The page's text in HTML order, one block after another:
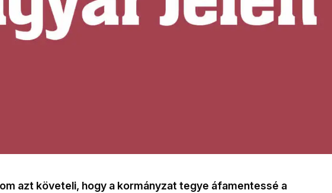
azt követeli, hogy a kormányzat tegye áfamentessé a